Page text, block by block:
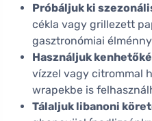
Próbáljuk ki
cékla vagy grillezett
gasztronómiai
Használjuk
vízzel vagy citrommal
wrapekbe is
Tálaljuk libanoni